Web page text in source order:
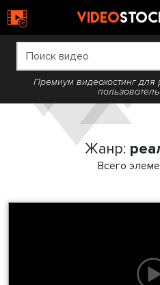
video
Премиум видеохостинг
Жанр:
Всего